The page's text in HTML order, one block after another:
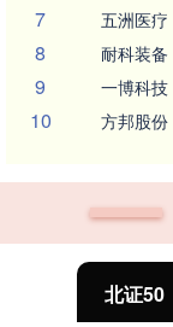
7 五洲医疗
8 耐科装备
9 一博科技
10 方邦股份
北证50